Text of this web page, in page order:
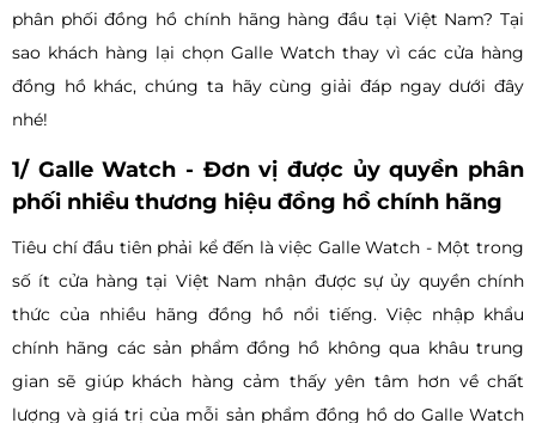
phân phối đồng hồ chính hãng hàng đầu tại Việt Nam? Tại
sao khách hàng lại chọn Galle Watch thay vì các cửa hàng
đồng hồ khác, chúng ta hãy cùng giải đáp ngay dưới đây
nhé!
1/ Galle Watch - Đơn vị được ủy quyền phân
phối nhiều thương hiệu đồng hồ chính hãng
Tiêu chí đầu tiên phải kể đến là việc Galle Watch - Một trong
số ít cửa hàng tại Việt Nam nhận được sự ủy quyền chính
thức của nhiều hãng đồng hồ nổi tiếng. Việc nhập khẩu
chính hãng các sản phẩm đồng hồ không qua khâu trung
gian sẽ giúp khách hàng cảm thấy yên tâm hơn về chất
lượng và giá trị của mỗi sản phẩm đồng hồ do Galle Watch